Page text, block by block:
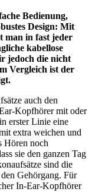
Bedienung,
Design: Mit
man in fast jeder
kabellose
jedoch die nicht
Vergleich ist der
auch den
Kopfhörer mit oder
erster Linie eine
extra weichen und
Hören noch
sie den ganzen Tag
sind die
Gehörgang. Für
In-Ear-Kopfhörer